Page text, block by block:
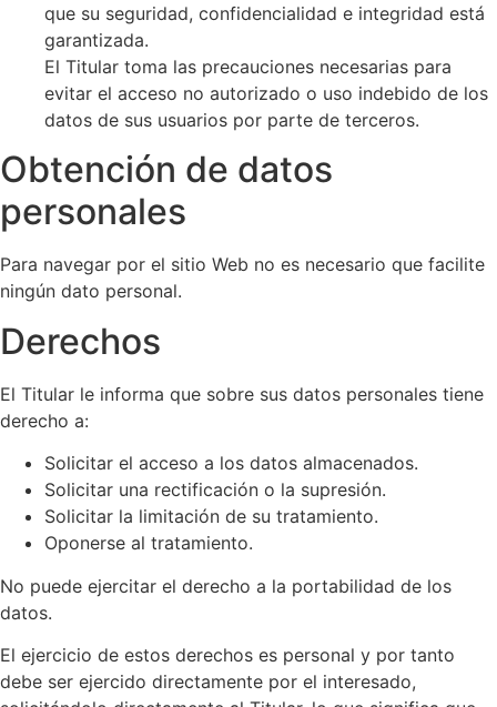
que su seguridad, confidencialidad e integridad está
garantizada.
El Titular toma las precauciones necesarias para
evitar el acceso no autorizado o uso indebido de los
datos de sus usuarios por parte de terceros.
Obtención de datos
personales
Para navegar por el sitio Web no es necesario que facilite
ningún dato personal.
Derechos
El Titular le informa que sobre sus datos personales tiene
derecho a:
Solicitar el acceso a los datos almacenados.
Solicitar una rectificación o la supresión.
Solicitar la limitación de su tratamiento.
Oponerse al tratamiento.
No puede ejercitar el derecho a la portabilidad de los
datos.
El ejercicio de estos derechos es personal y por tanto
debe ser ejercido directamente por el interesado,